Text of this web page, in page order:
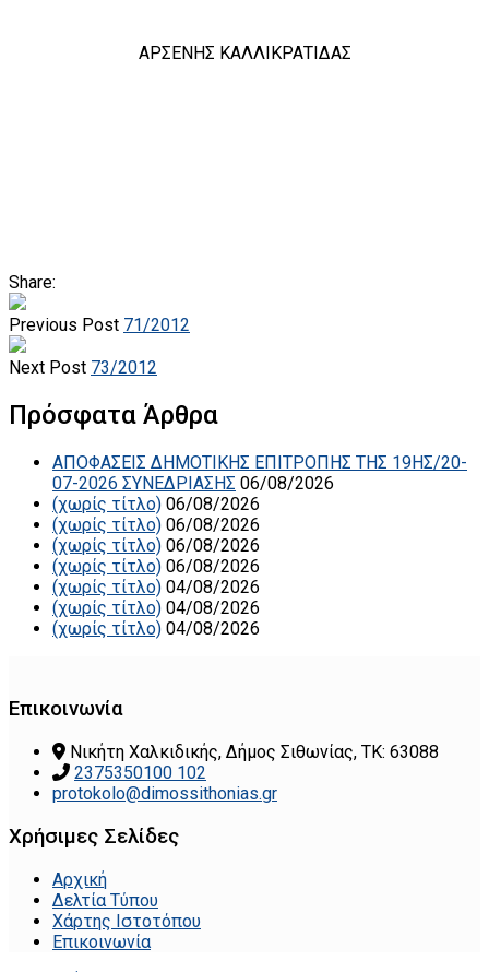
ΑΡΣΕΝΗΣ ΚΑΛΛΙΚΡΑΤΙΔΑΣ
Share:
Previous Post 71/2012
Next Post 73/2012
Πρόσφατα Άρθρα
ΑΠΟΦΑΣΕΙΣ ΔΗΜΟΤΙΚΗΣ ΕΠΙΤΡΟΠΗΣ ΤΗΣ 19ΗΣ/20-
07-2026 ΣΥΝΕΔΡΙΑΣΗΣ 06/08/2026
(χωρίς τίτλο) 06/08/2026
(χωρίς τίτλο) 06/08/2026
(χωρίς τίτλο) 06/08/2026
(χωρίς τίτλο) 06/08/2026
(χωρίς τίτλο) 04/08/2026
(χωρίς τίτλο) 04/08/2026
(χωρίς τίτλο) 04/08/2026
Επικοινωνία
Νικήτη Χαλκιδικής, Δήμος Σιθωνίας, ΤΚ: 63088
2375350100 102
protokolo@dimossithonias.gr
Χρήσιμες Σελίδες
Αρχική
Δελτία Τύπου
Χάρτης Ιστοτόπου
Επικοινωνία